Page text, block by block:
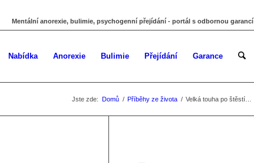
Mentální anorexie, bulimie, psychogenní přejídání - portál s odbornou garancí
Nabídka Anorexie Bulimie Přejídání Garance
Jste zde: Domů / Příběhy ze života / Velká touha po štěstí…